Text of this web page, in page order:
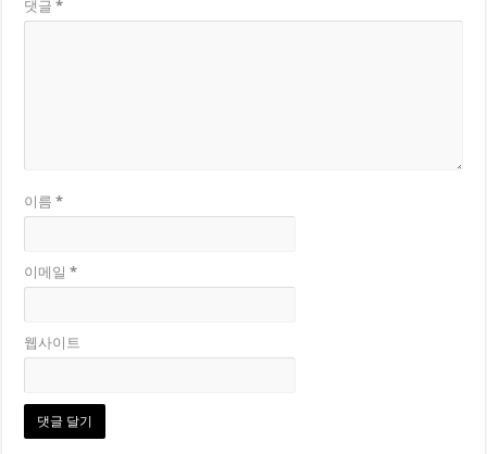
댓글*
이름*
이메일*
웹사이트